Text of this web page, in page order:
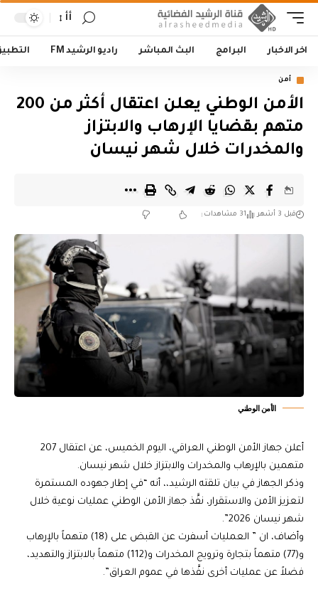
أأ
اخر الاخبار البرامج البث المباشر راديو الرشيد FM
أمن
الأمن الوطني يعلن اعتقال أكثر من 200
متهم بقضايا الإرهاب والابتزاز
والمخدرات خلال شهر نيسان
قبل 3 أشهر 31 مشاهدات
الأمن الوطني
أعلن جهاز الأمن الوطني العراقي، اليوم الخميس، عن اعتقال 207
متهمين بالإرهاب والمخدرات والابتزاز خلال شهر نيسان.
وذكر الجهاز في بيان تلقته الرشيد،، أنه “في إطار جهوده المستمرة
لتعزيز الأمن والاستقرار، نفَّذ جهاز الأمن الوطني عمليات نوعية خلال
شهر نيسان 2026”.
وأضاف، ان ” العمليات أسفرت عن القبض على (18) متهماً بالإرهاب
و(77) متهماً بتجارة وترويج المخدرات و(112) متهماً بالابتزاز والتهديد،
فضلاً عن عمليات أخرى نفَّذها في عموم العراق”.